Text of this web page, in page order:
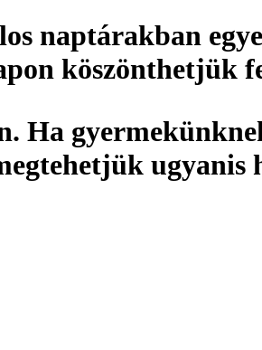
naptárakban
köszönthetjük
Ha
ugyanis